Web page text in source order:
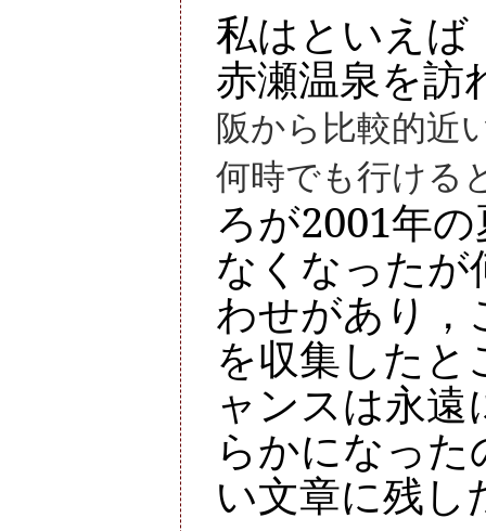
私はといえば
赤瀬温泉を訪
阪から比較的近
何時でも行ける
ろが2001年
なくなった
わせがあり，
を収集した
ャンスは永
らかになっ
い文章に残し